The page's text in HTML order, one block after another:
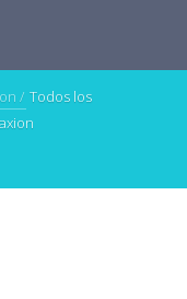
/ Todos los